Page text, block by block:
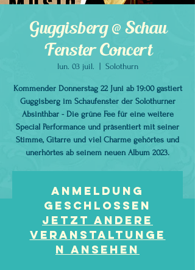
Guggisberg @ Schau
Fenster Concert
lun. 03 juil. Solothurn
Kommender Donnerstag 22 Juni ab 19:00 gastiert
Guggisberg im Schaufenster der Solothurner
Absinthbar - Die grüne Fee für eine weitere
Special Performance und präsentiert mit seiner
Stimme, Gitarre und viel Charme gehörtes und
unerhörtes ab seinem neuen Album 2023.
Anmeldung
geschlossen
Jetzt andere
Veranstaltunge
n ansehen